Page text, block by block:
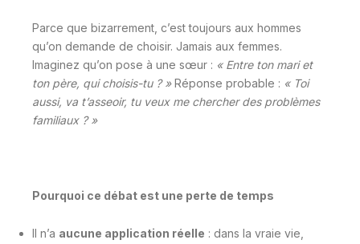
Parce que bizarrement, c’est toujours aux hommes
qu’on demande de choisir. Jamais aux femmes.
Imaginez qu’on pose à une sœur : « Entre ton mari et
ton père, qui choisis-tu ? »Réponse probable : « Toi
aussi, va t’asseoir, tu veux me chercher des problèmes
familiaux ? »
Pourquoi ce débat est une perte de temps
Il n’a aucune application réelle : dans la vraie vie,